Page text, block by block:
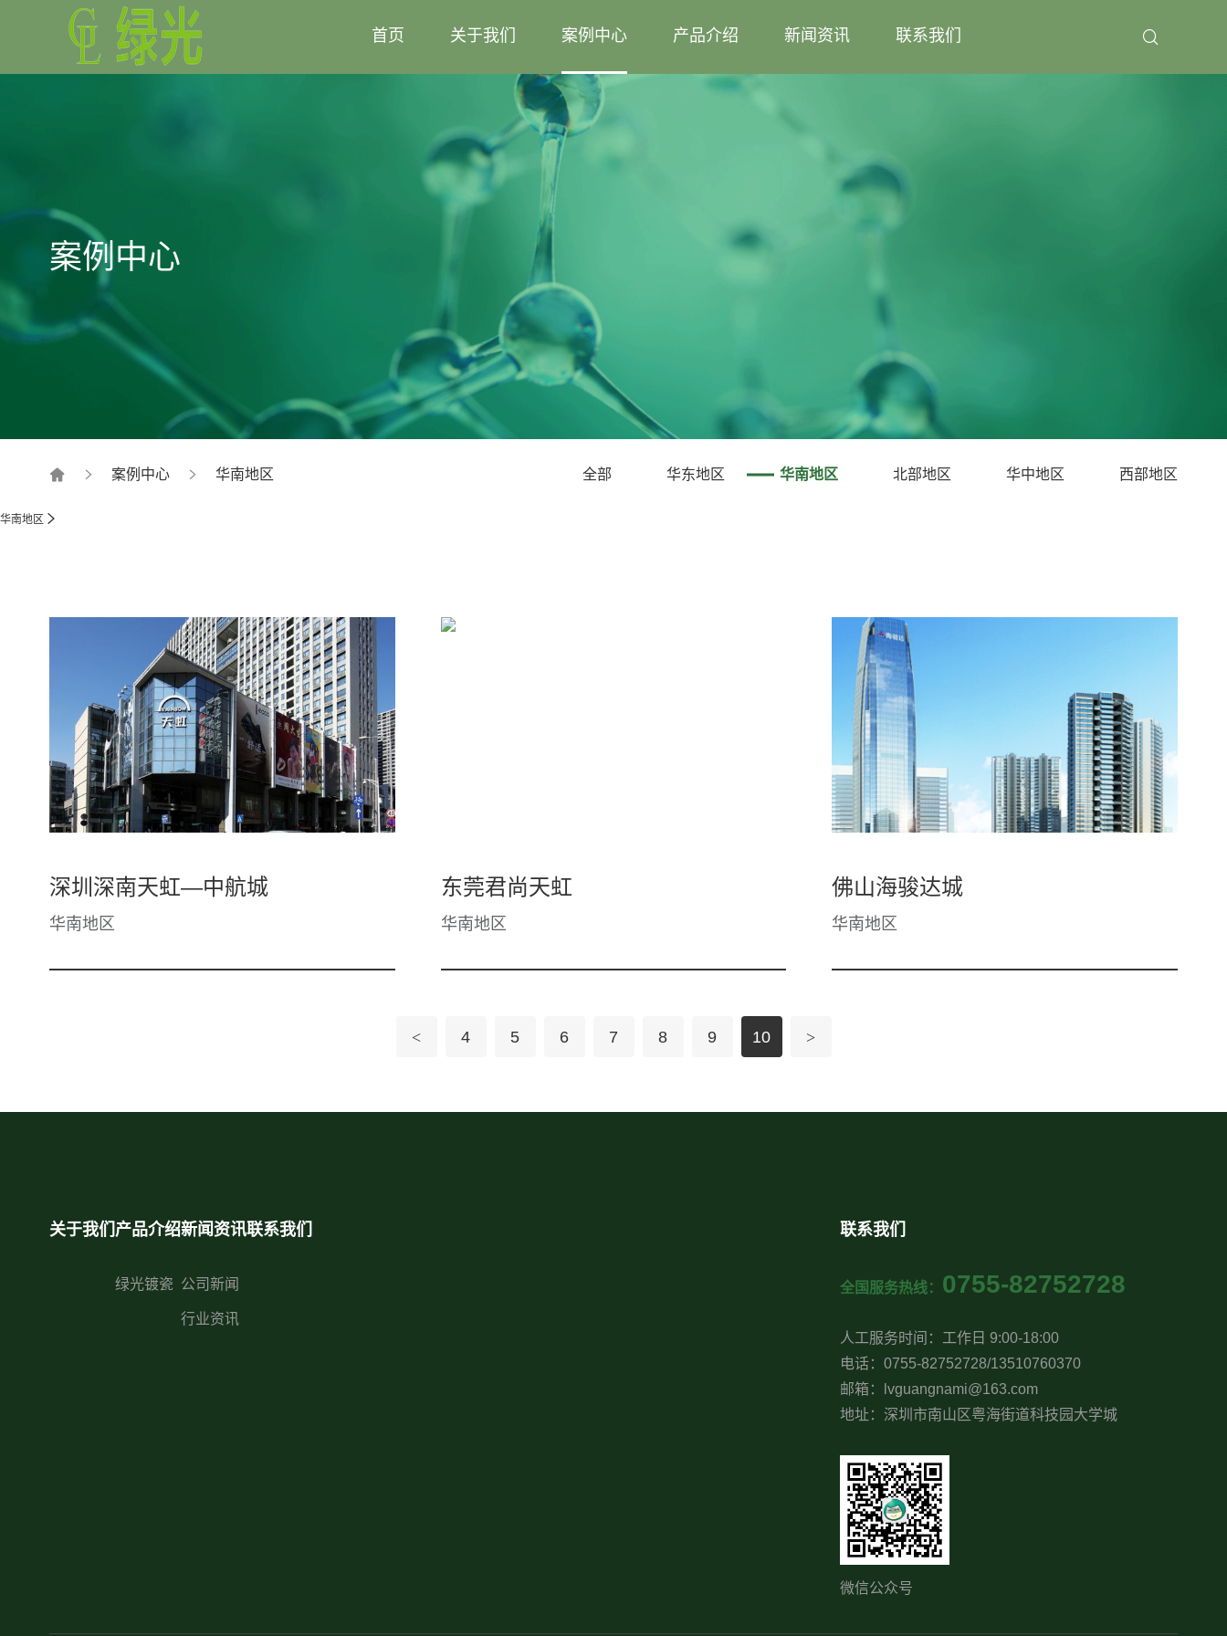
首页 关于我们 案例中心 产品介绍 新闻资讯 联系我们
案例中心
案例中心 华南地区 全部 华东地区 华南地区 北部地区 华中地区 西部地区
华南地区
深圳深南天虹—中航城
华南地区
东莞君尚天虹
华南地区
佛山海骏达城
华南地区
< 4 5 6 7 8 9 10 >
关于我们 产品介绍
绿光镀瓷
新闻资讯
公司新闻
行业资讯
联系我们 联系我们
全国服务热线： 0755-82752728
人工服务时间：工作日 9:00-18:00
电话：0755-82752728/13510760370
邮箱：lvguangnami@163.com
地址：深圳市南山区粤海街道科技园大学城
微信公众号